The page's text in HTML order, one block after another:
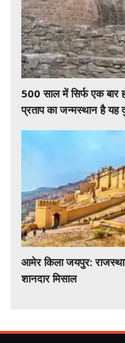
500 साल में सिर्फ एक बार
प्रताप का जन्मस्थान है यह
आमेर किला जयपुर:
शानदार मिसाल